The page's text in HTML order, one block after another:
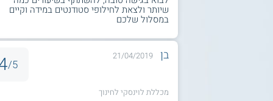
שיותר ולצאת לחילופי סטודנטים במידה וקיים
במסלול שלכם
בן 21/04/2019
5/
מכללת לוינסקי לחינוך